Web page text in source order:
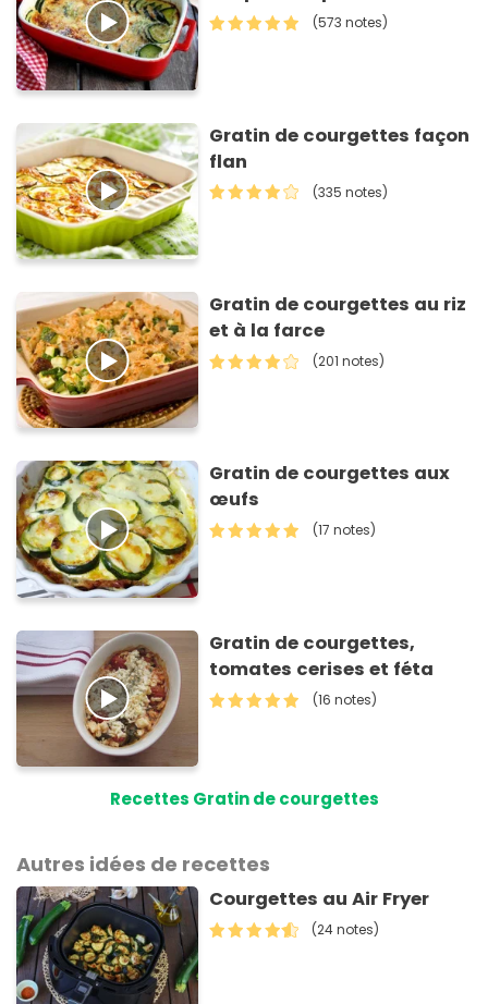
(573 notes)
Gratin de courgettes façon
flan
(335 notes)
Gratin de courgettes au riz
et à la farce
(201 notes)
Gratin de courgettes aux
œufs
(17 notes)
Gratin de courgettes,
tomates cerises et féta
(16 notes)
Recettes Gratin de courgettes
Autres idées de recettes
Courgettes au Air Fryer
(24 notes)